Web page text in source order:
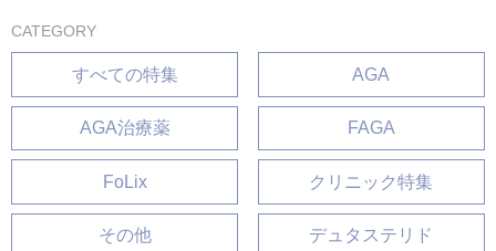
CATEGORY
すべての特集 AGA
AGA治療薬 FAGA
FoLix クリニック特集
その他 デュタステリド